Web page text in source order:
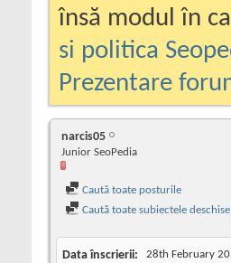
însă modul în
si politica
Prezentare
narcis05
Junior SeoPedia
Caută toate posturile
Caută toate subiectele deschise
Data înscrierii 28th February